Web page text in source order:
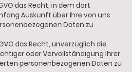
das Recht, in dem dort
Auskunft über Ihre von uns
Daten zu
das Recht, unverzüglich die
oder Vervollständigung Ihrer
personenbezogenen Daten zu